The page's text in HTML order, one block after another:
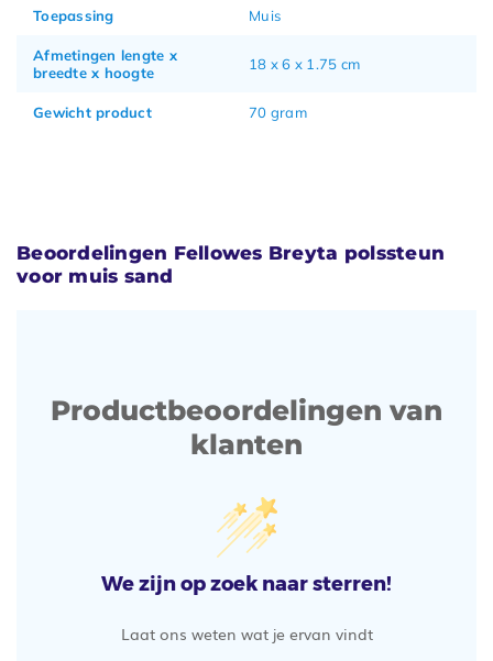
Toepassing Muis
Afmetingen lengte x
breedte x hoogte
18 x 6 x 1.75 cm
Gewicht product 70 gram
Beoordelingen Fellowes Breyta polssteun
voor muis sand
Productbeoordelingen van
klanten
We zijn op zoek naar sterren!
Laat ons weten wat je ervan vindt